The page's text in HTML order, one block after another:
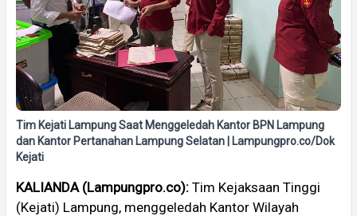
Tim Kejati Lampung Saat Menggeledah Kantor BPN Lampung
dan Kantor Pertanahan Lampung Selatan | Lampungpro.co/Dok
Kejati
KALIANDA (Lampungpro.co): Tim Kejaksaan Tinggi
(Kejati) Lampung, menggeledah Kantor Wilayah